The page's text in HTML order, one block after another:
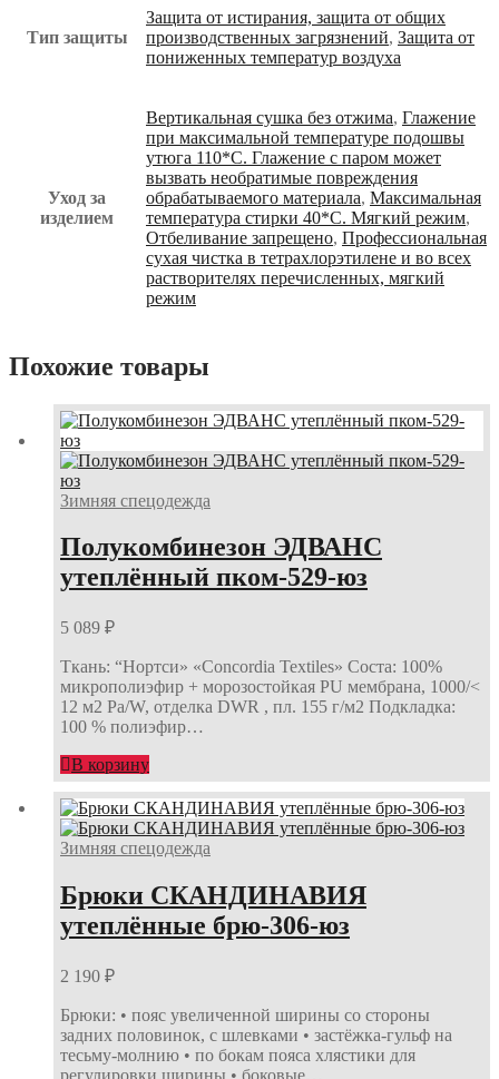
Тип защиты
Защита от истирания, защита от общих
производственных загрязнений, Защита от
пониженных температур воздуха
Уход за
изделием
Вертикальная сушка без отжима, Глажение
при максимальной температуре подошвы
утюга 110*С. Глажение с паром может
вызвать необратимые повреждения
обрабатываемого материала, Максимальная
температура стирки 40*С. Мягкий режим,
Отбеливание запрещено, Профессиональная
сухая чистка в тетрахлорэтилене и во всех
растворителях перечисленных, мягкий
режим
Похожие товары
Зимняя спецодежда
Полукомбинезон ЭДВАНС
утеплённый пком-529-юз
5 089 ₽
Ткань: “Нортси» «Concordia Textiles» Соста: 100%
микрополиэфир + морозостойкая PU мембрана, 1000/<
12 м2 Ра/W, отделка DWR , пл. 155 г/м2 Подкладка:
100 % полиэфир…
В корзину
Зимняя спецодежда
Брюки СКАНДИНАВИЯ
утеплённые брю-306-юз
2 190 ₽
Брюки: • пояс увеличенной ширины со стороны
задних половинок, с шлевками • застёжка-гульф на
тесьму-молнию • по бокам пояса хлястики для
регулировки ширины • боковые…